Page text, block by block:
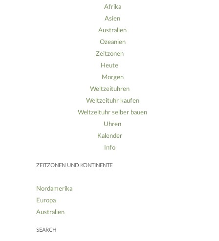
Afrika
Asien
Australien
Ozeanien
Zeitzonen
Heute
Morgen
Weltzeituhren
Weltzeituhr kaufen
Weltzeituhr selber bauen
Uhren
Kalender
Info
ZEITZONEN UND KONTINENTE
Nordamerika
Europa
Australien
SEARCH